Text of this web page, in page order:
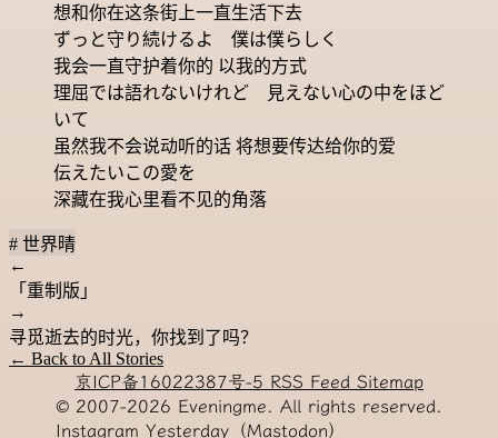
想和你在这条街上一直生活下去
ずっと守り続けるよ 僕は僕らしく
我会一直守护着你的 以我的方式
理屈では語れないけれど 見えない心の中をほど
いて
虽然我不会说动听的话 将想要传达给你的爱
伝えたいこの愛を
深藏在我心里看不见的角落
# 世界晴
←
「重制版」
→
寻觅逝去的时光，你找到了吗？
← Back to All Stories
京ICP备16022387号-5 RSS Feed Sitemap
© 2007-2026 Eveningme. All rights reserved.
Instagram Yesterday（Mastodon）